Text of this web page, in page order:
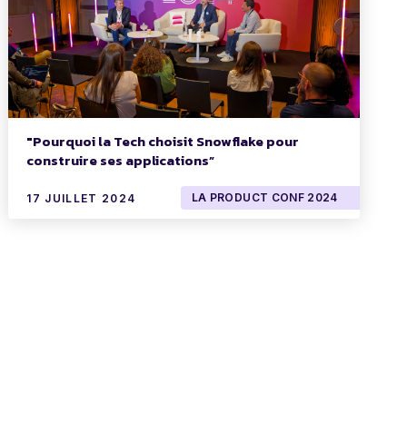
"Pourquoi la Tech choisit Snowflake pour
construire ses applications”
17 JUILLET 2024 LA PRODUCT CONF 2024